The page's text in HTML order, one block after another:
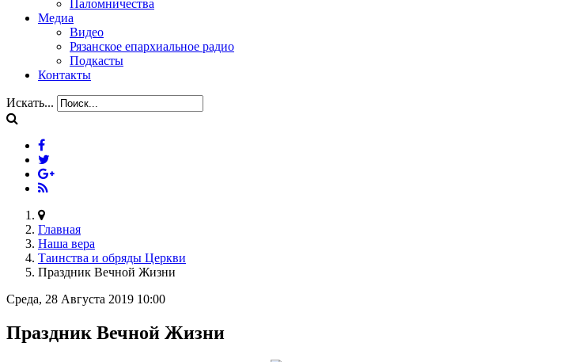
Паломничества
Медиа
Видео
Рязанское епархиальное радио
Подкасты
Контакты
Искать...
Главная
Наша вера
Таинства и обряды Церкви
Праздник Вечной Жизни
Среда, 28 Августа 2019 10:00
Праздник Вечной Жизни